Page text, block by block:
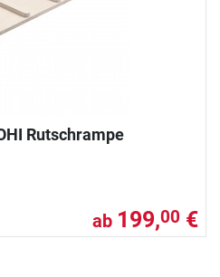
Rutschrampe
ab 199,00 €